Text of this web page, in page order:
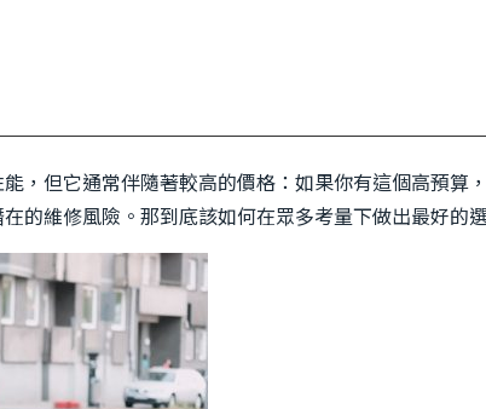
，但它通常伴隨著較高的價格：如果你有這個高預算
的維修風險。那到底該如何在眾多考量下做出最好的